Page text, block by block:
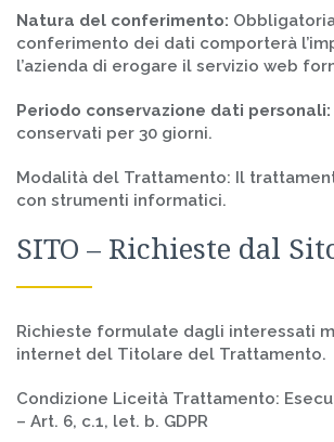
Natura del conferimento:
conferimento dei dati comporterà
l’azienda di erogare il servizio web
Periodo conservazione dati personali:
conservati per 30 giorni.
Modalità del Trattamento: Il
con strumenti informatici.
SITO – Richieste dal
Richieste formulate dagli interessati
internet del Titolare del Trattamento.
Condizione Liceità Trattamento:
– Art. 6, c.1, let. b. GDPR